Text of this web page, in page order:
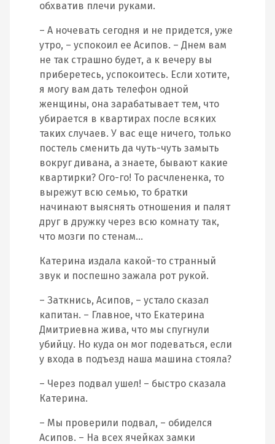
обхватив плечи руками.
– А ночевать сегодня и не придется, уже
утро, – успокоил ее Асипов. – Днем вам
не так страшно будет, а к вечеру вы
приберетесь, успокоитесь. Если хотите,
я могу вам дать телефон одной
женщины, она зарабатывает тем, что
убирается в квартирах после всяких
таких случаев. У вас еще ничего, только
постель сменить да чуть-чуть замыть
вокруг дивана, а знаете, бывают какие
квартирки? Ого-го! То расчлененка, то
вырежут всю семью, то братки
начинают выяснять отношения и палят
друг в дружку через всю комнату так,
что мозги по стенам…
Катерина издала какой-то странный
звук и поспешно зажала рот рукой.
– Заткнись, Асипов, – устало сказал
капитан. – Главное, что Екатерина
Дмитриевна жива, что мы спугнули
убийцу. Но куда он мог подеваться, если
у входа в подъезд наша машина стояла?
– Через подвал ушел! – быстро сказала
Катерина.
– Мы проверили подвал, – обиделся
Асипов. – На всех ячейках замки